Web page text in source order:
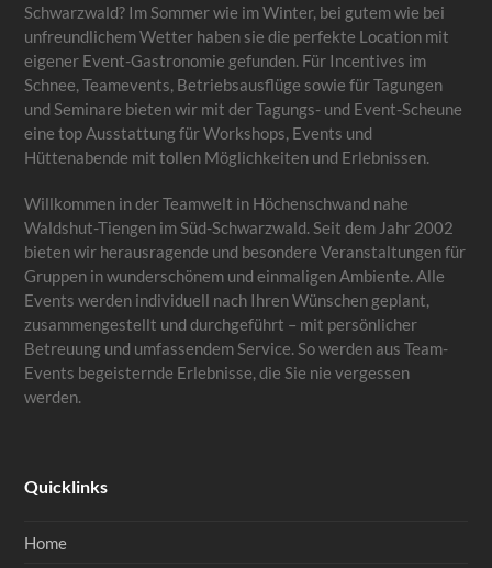
Schwarzwald? Im Sommer wie im Winter, bei gutem wie bei
unfreundlichem Wetter haben sie die perfekte Location mit
eigener Event-Gastronomie gefunden. Für Incentives im
Schnee, Teamevents, Betriebsausflüge sowie für Tagungen
und Seminare bieten wir mit der Tagungs- und Event-Scheune
eine top Ausstattung für Workshops, Events und
Hüttenabende mit tollen Möglichkeiten und Erlebnissen.
Willkommen in der Teamwelt in Höchenschwand nahe
Waldshut-Tiengen im Süd-Schwarzwald. Seit dem Jahr 2002
bieten wir herausragende und besondere Veranstaltungen für
Gruppen in wunderschönem und einmaligen Ambiente. Alle
Events werden individuell nach Ihren Wünschen geplant,
zusammengestellt und durchgeführt – mit persönlicher
Betreuung und umfassendem Service. So werden aus Team-
Events begeisternde Erlebnisse, die Sie nie vergessen
werden.
Quicklinks
Home